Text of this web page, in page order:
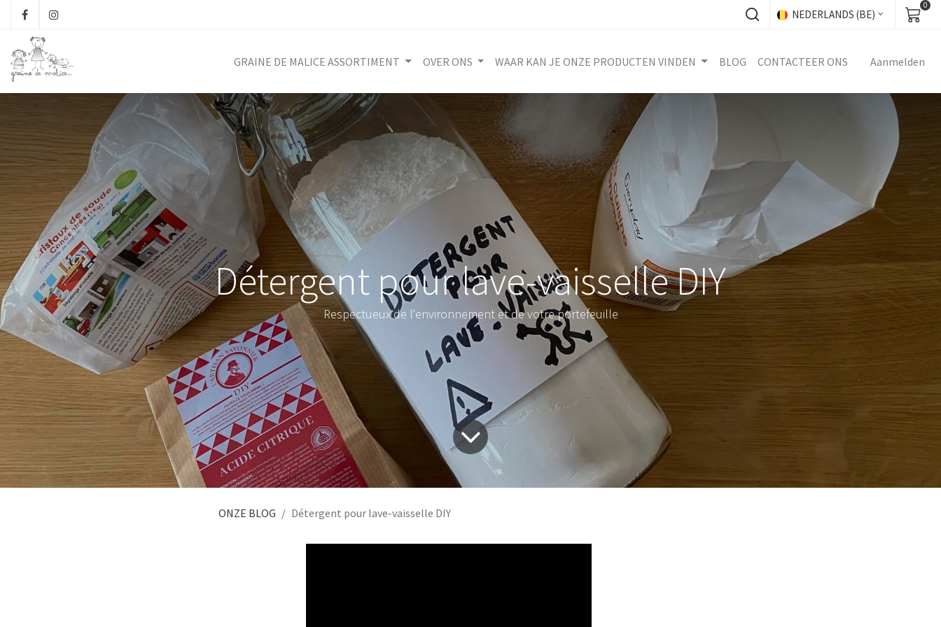
NEDERLANDS (BE)
0
GRAINE DE MALICE ASSORTIMENT OVER ONS WAAR KAN JE ONZE PRODUCTEN VINDEN BLOG CONTACTEER ONS Aanmelden
Détergent pour lave-vaisselle DIY
Respectueux de l'environnement et de votre portefeuille
ONZE BLOG Détergent pour lave-vaisselle DIY